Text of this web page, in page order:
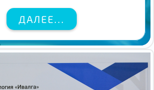
ДАЛЕЕ...